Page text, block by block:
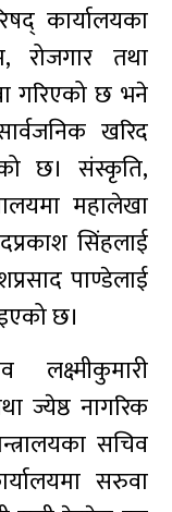
कार्यालयका
रोजगार तथा
गरिएको छ भने
खरिद
छ। संस्कृति,
महालेखा
सिंहलाई
पाण्डेलाई
छ।
लक्ष्मीकुमारी
ज्येष्ठ नागरिक
सचिव
सरुवा